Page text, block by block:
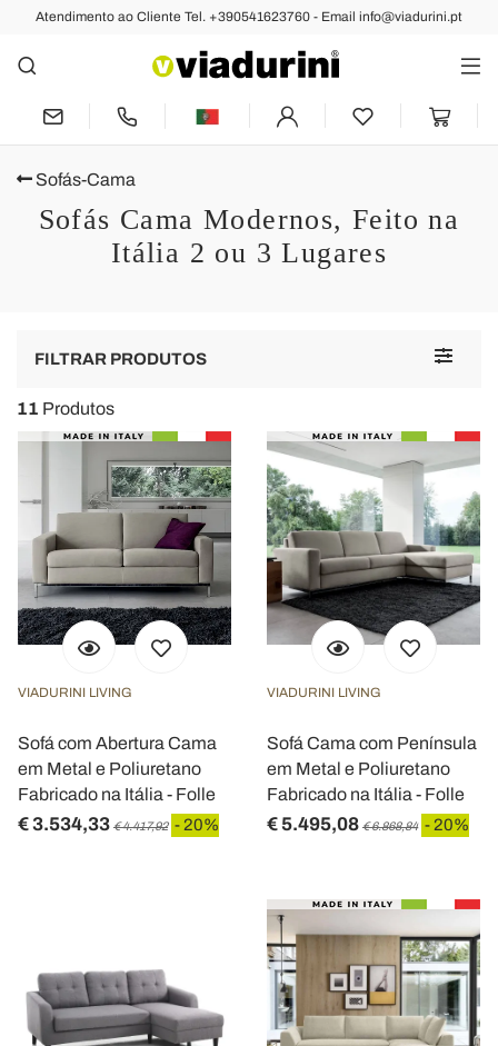
Atendimento ao Cliente Tel. +390541623760 - Email info@viadurini.pt
Sofás-Cama
Sofás Cama Modernos, Feito na
Itália 2 ou 3 Lugares
Toggle
FILTRAR PRODUTOS
11 Produtos
VIADURINI LIVING
Sofá com Abertura Cama
em Metal e Poliuretano
Fabricado na Itália - Folle
€ 3.534,33 € 4.417,92 - 20%
VIADURINI LIVING
Sofá Cama com Península
em Metal e Poliuretano
Fabricado na Itália - Folle
€ 5.495,08 € 6.868,84 - 20%